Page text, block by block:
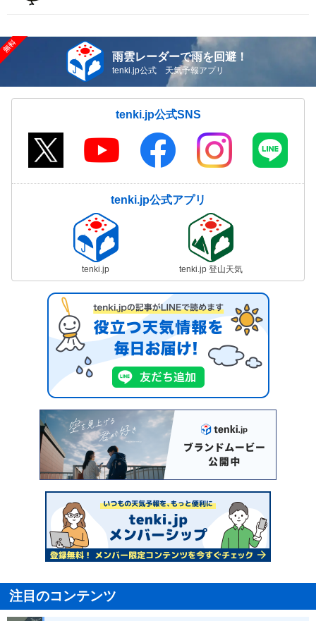
雨雲レーダーで雨を回避！
tenki.jp公式 天気予報アプリ
tenki.jp公式SNS
tenki.jp公式アプリ
tenki.jp tenki.jp 登山天気
注目のコンテンツ